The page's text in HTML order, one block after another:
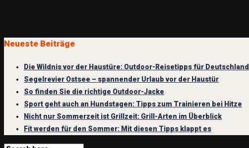
Neueste Beiträge
Die Wildnis vor der Haustüre: Outdoor-Reisetipps für Deutschland
Segelrevier Ostsee – spannender Urlaub vor der Haustür
So finden Sie die richtige Outdoor-Jacke
Sport geht auch an Hundstagen: Tipps zum Trainieren bei Hitze
Nicht nur Sommerzeit ist Grillzeit: Grill-Arten im Überblick
Fit werden für den Sommer: Mit diesen Tipps klappt es